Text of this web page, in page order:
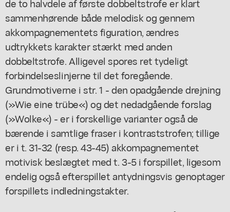
sammenhørende både melodisk og gennem
akkompagnementets figuration, ændres
udtrykkets karakter stærkt med anden
dobbeltstrofe. Alligevel spores ret tydeligt
forbindelseslinjerne til det foregående.
Grundmotiverne i str. 1 - den opadgående drejning
(»Wie eine trübe«) og det nedadgående forslag
(»Wolke«) - er i forskellige varianter også de
bærende i samtlige fraser i kontraststrofen; tillige
er i t. 31-32 (resp. 43-45) akkompagnementet
motivisk beslægtet med t. 3-5 i forspillet, ligesom
endelig også efterspillet antydningsvis genoptager
forspillets indledningstakter.